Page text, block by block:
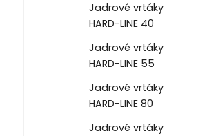
Jadrové vrtáky
HARD-LINE 40
Jadrové vrtáky
HARD-LINE 55
Jadrové vrtáky
HARD-LINE 80
Jadrové vrtáky